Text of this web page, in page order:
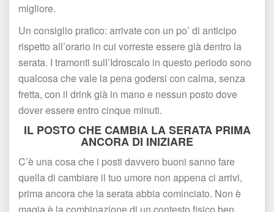
migliore.
Un consiglio pratico: arrivate con un po’ di anticipo
rispetto all’orario in cui vorreste essere già dentro la
erata. I tramonti sull’Idroscalo in questo periodo sono
qualcosa che vale la pena godersi con calma, senza
fretta, con il drink già in mano e nessun posto dove
dover essere entro cinque minuti.
IL POSTO CHE CAMBIA LA SERATA PRIMA
ANCORA DI INIZIARE
C’è una cosa che i posti davvero buoni sanno fare
quella di cambiare il tuo umore non appena ci arrivi,
prima ancora che la serata abbia cominciato. Non è
magia è la combinazione di un contesto fisico ben